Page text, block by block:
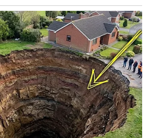
korist.
finansijsko olakšanje i mogućnost da
dugo prati.